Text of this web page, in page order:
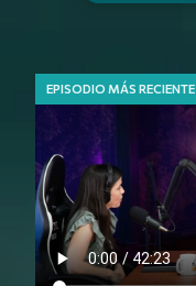
EPISODIO MÁS RECIENTE